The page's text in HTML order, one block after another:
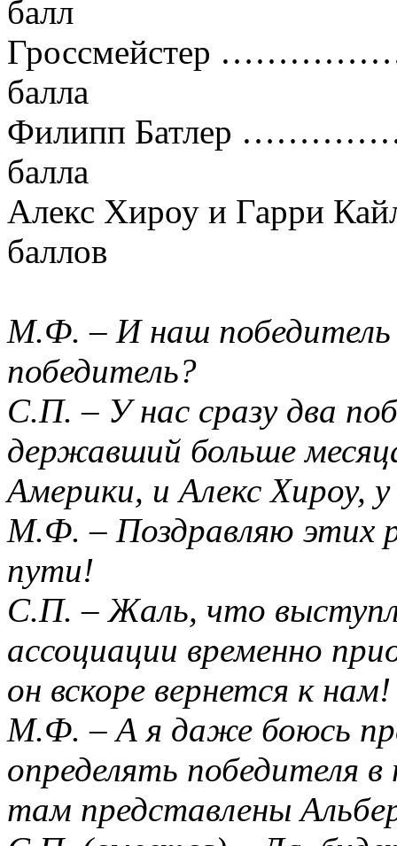
балл
Гроссмейстер
балла
Филипп Батлер
балла
Алекс Хироу и
баллов
М.Ф. – И наш
победитель?
С.П. – У нас сразу два
державший больше
Америки, и Алекс Хироу,
М.Ф. – Поздравляю этих
пути!
С.П. – Жаль, что
ассоциации временно
он вскоре вернется к нам!
М.Ф. – А я даже боюсь
определять победителя
там представлены